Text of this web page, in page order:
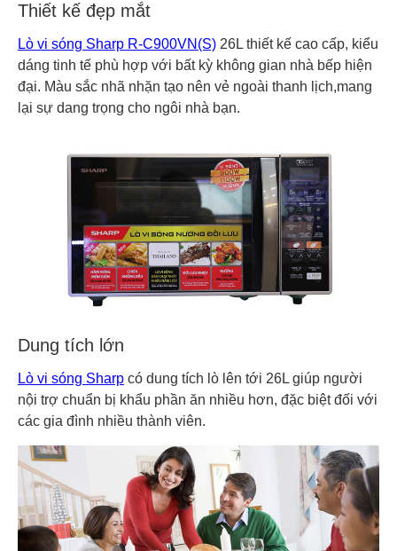
Thiết kế đẹp mắt
Lò vi sóng Sharp R-C900VN(S) 26L thiết kế cao cấp, kiểu
dáng tinh tế phù hợp với bất kỳ không gian nhà bếp hiện
đại. Màu sắc nhã nhặn tạo nên vẻ ngoài thanh lịch,mang
lại sự dang trọng cho ngôi nhà bạn.
Dung tích lớn
Lò vi sóng Sharp có dung tích lò lên tới 26L giúp người
nội trợ chuẩn bị khẩu phần ăn nhiều hơn, đặc biệt đối với
các gia đình nhiều thành viên.